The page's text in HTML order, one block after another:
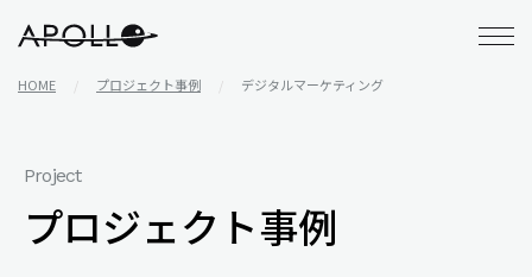
HOME プロジェクト事例 デジタルマーケティング
Project
プロジェクト事例